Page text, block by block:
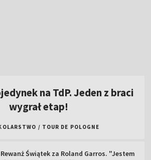
Polska gospodarzem dwóch kolejnych
imprez siatkarskich!
W sobotę "królewski" etap Tour de Pologne.